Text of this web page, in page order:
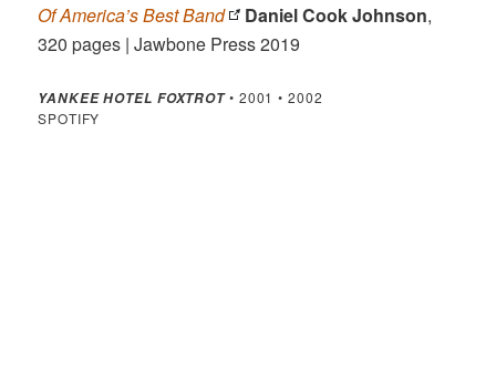
Of America’s Best Band
Daniel Cook Johnson,
320 pages | Jawbone Press 2019
YANKEE HOTEL FOXTROT• 2001 • 2002
SPOTIFY